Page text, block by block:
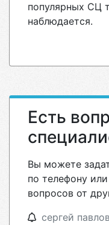
популярных СЦ
наблюдается.
Есть
Вы можете
по телефону
вопросов от
сергей